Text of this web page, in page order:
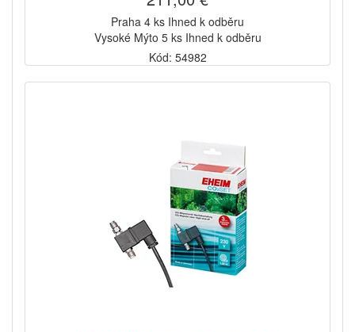
Praha 4 ks Ihned k odběru
Vysoké Mýto 5 ks Ihned k odběru
Kód: 54982